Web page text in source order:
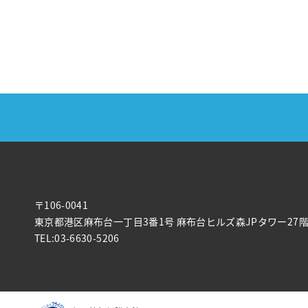
〒106-0041
東京都港区麻布台一丁目3番1号 麻布台ヒルズ森JPタワー27階
TEL:03-6630-5206